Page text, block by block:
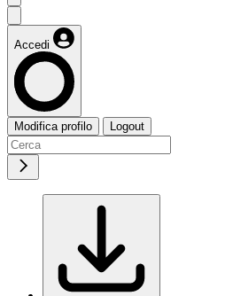
Accedi
Modifica profilo Logout